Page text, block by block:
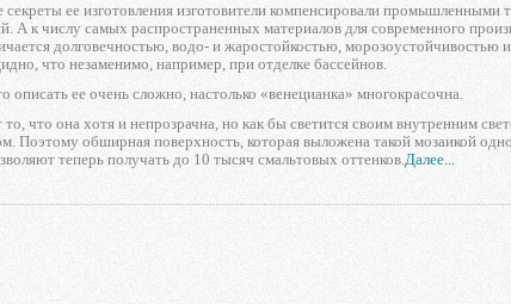
ее изготовления изготовители компенсировали
А к числу самых распространенных материалов для современного
долговечностью, водо- и жаростойкостью,
что незаменимо, например, при отделке бассейнов.
описать ее очень сложно, настолько «венецианка» многокрасочна.
что она хотя и непрозрачна, но как бы светится своим внутренним
Поэтому обширная поверхность, которая выложена такой мозаикой
теперь получать до 10 тысяч смальтовых оттенков.Далее...